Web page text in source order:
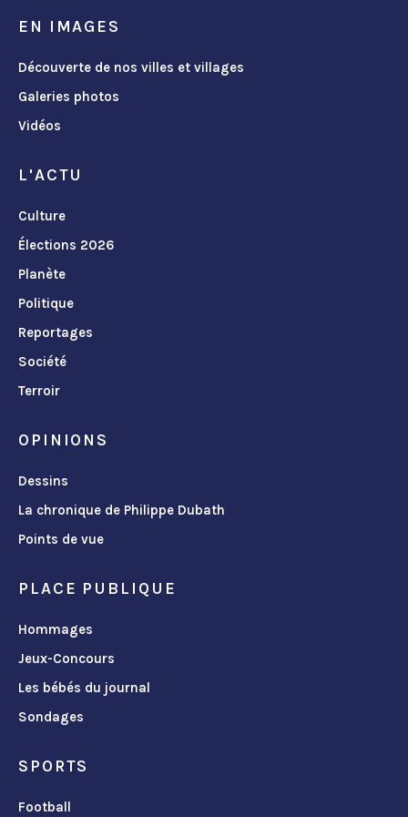
EN IMAGES
Découverte de nos villes et villages
Galeries photos
Vidéos
L'ACTU
Culture
Élections 2026
Planète
Politique
Reportages
Société
Terroir
OPINIONS
Dessins
La chronique de Philippe Dubath
Points de vue
PLACE PUBLIQUE
Hommages
Jeux-Concours
Les bébés du journal
Sondages
SPORTS
Football